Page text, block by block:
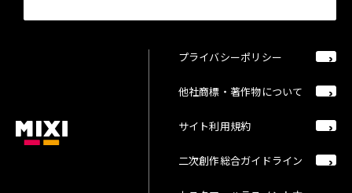
プライバシーポリシー
他社商標・著作物について
サイト利用規約
二次創作総合ガイドライン